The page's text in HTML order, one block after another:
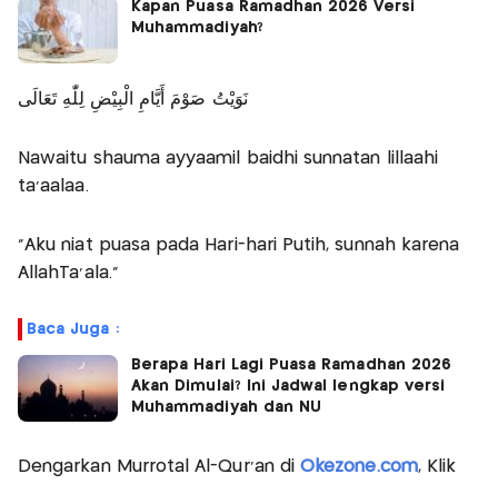
Kapan Puasa Ramadhan 2026 Versi
Muhammadiyah?
نَوَيْتُ صَوْمَ أَيَّامِ الْبِيْضِ لِلّٰهِ تَعَالَى
Nawaitu shauma ayyaamil baidhi sunnatan lillaahi
ta'aalaa.
"Aku niat puasa pada Hari-hari Putih, sunnah karena
AllahTa'ala."
Baca Juga :
Berapa Hari Lagi Puasa Ramadhan 2026
Akan Dimulai? Ini Jadwal lengkap versi
Muhammadiyah dan NU
Dengarkan Murrotal Al-Qur'an diOkezone.com, Klik